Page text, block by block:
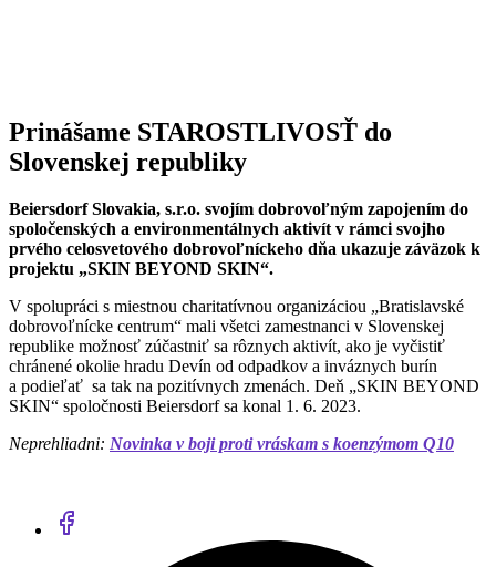
Prinášame STAROSTLIVOSŤ do
Slovenskej republiky
Beiersdorf Slovakia, s.r.o. svojím dobrovoľným zapojením do
spoločenských a environmentálnych aktivít v rámci svojho
prvého celosvetového dobrovoľníckeho dňa ukazuje záväzok k
projektu „SKIN BEYOND SKIN“.
V spolupráci s miestnou charitatívnou organizáciou „Bratislavské
dobrovoľnícke centrum“ mali všetci zamestnanci v Slovenskej
republike možnosť zúčastniť sa rôznych aktivít, ako je vyčistiť
chránené okolie hradu Devín od odpadkov a inváznych burín
a podieľať sa tak na pozitívnych zmenách. Deň „SKIN BEYOND
SKIN“ spoločnosti Beiersdorf sa konal 1. 6. 2023.
Neprehliadni: Novinka v boji proti vráskam s koenzýmom Q10